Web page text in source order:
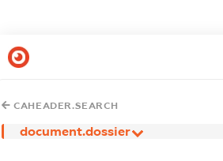
CAHEADER.SEARCH
document.dossier